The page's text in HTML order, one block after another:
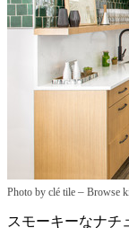
Photo by clé tile – Browse
スモーキーなナチ